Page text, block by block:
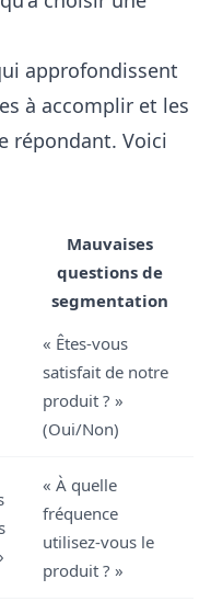
approfondissent
à accomplir et les
répondant. Voici
Mauvaises
questions de
segmentation
« Êtes-vous
satisfait de notre
produit ? »
(Oui/Non)
« À quelle
fréquence
utilisez-vous le
produit ? »